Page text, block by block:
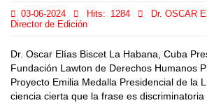
03-06-2024 Hits: 1284
Dr. OSCAR
Director de Edición
Dr. Oscar Elías Biscet La Habana, Cuba
Fundación Lawton de Derechos Humanos
Proyecto Emilia Medalla Presidencial de la
ciencia cierta que la frase es discriminatoria